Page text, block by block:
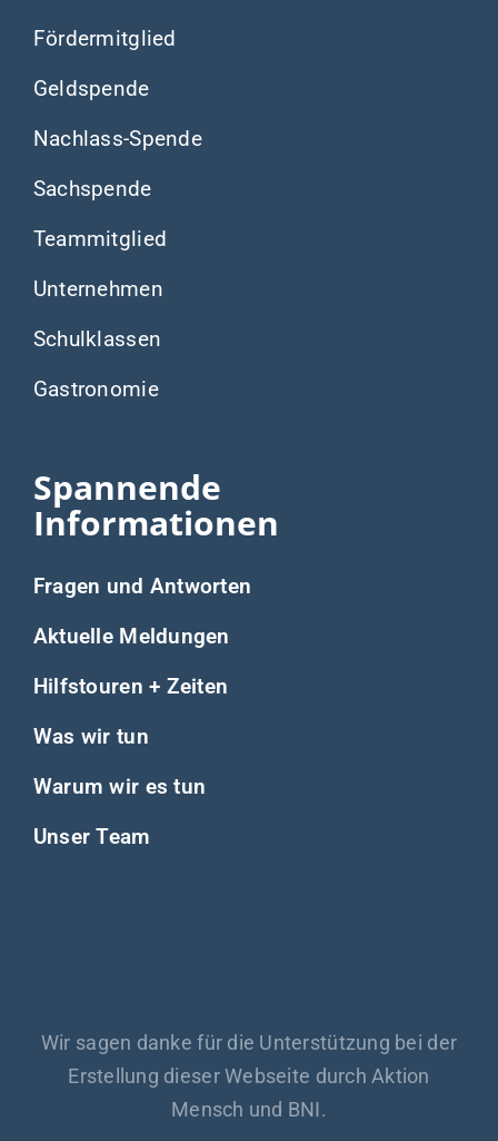
Fördermitglied
Geldspende
Nachlass-Spende
Sachspende
Teammitglied
Unternehmen
Schulklassen
Gastronomie
Spannende
Informationen
Fragen und Antworten
Aktuelle Meldungen
Hilfstouren + Zeiten
Was wir tun
Warum wir es tun
Unser Team
Wir sagen danke für die Unterstützung bei der
Erstellung dieser Webseite durch Aktion
Mensch und BNI.